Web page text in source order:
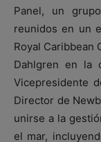
Panel, un
reunidos en un
Royal Caribbean
Dahlgren en la
Vicepresidente
Director de
unirse a la
el mar,